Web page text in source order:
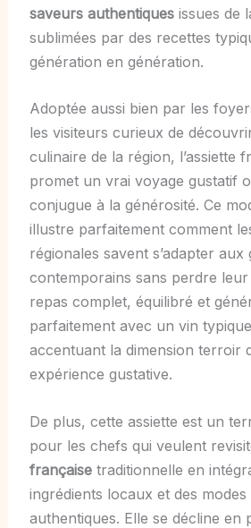
saveurs authentiquesissues de
sublimées par des recettes
génération en génération.
Adoptée aussi bien par les
les visiteurs curieux de
culinaire de la région, l’assiette
promet un vrai voyage gustatif
conjugue à la générosité. Ce
illustre parfaitement comment
régionales savent s’adapter aux
contemporains sans perdre leur
repas complet, équilibré et
parfaitement avec un vin
accentuant la dimension terroir
expérience gustative.
De plus, cette assiette est un
pour les chefs qui veulent
françaisetraditionnelle en
ingrédients locaux et des modes
authentiques. Elle se décline en